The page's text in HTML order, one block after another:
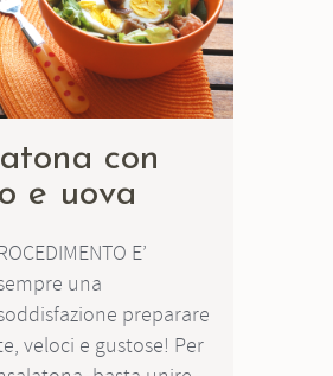
con
e uova
E’
una
preparare
veloci e gustose! Per